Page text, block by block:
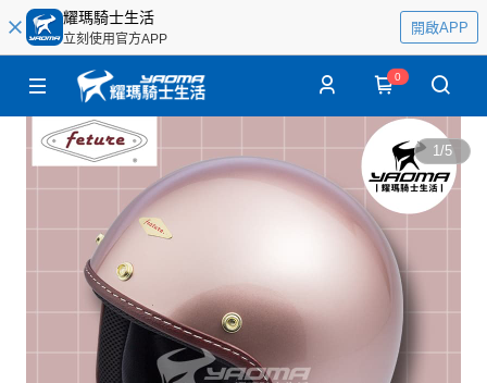
耀瑪騎士生活
立刻使用官方APP
開啟APP
0
1/5